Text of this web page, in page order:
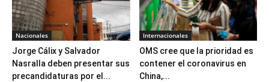
Nacionales
Jorge Cálix y Salvador
Nasralla deben presentar sus
precandidaturas por el...
Internacionales
OMS cree que la prioridad es
contener el coronavirus en
China,...